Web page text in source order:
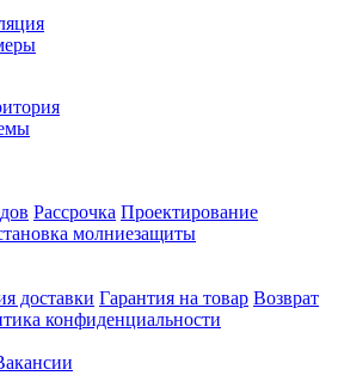
Рассрочка Проектирование
молниезащиты
доставки Гарантия на товар Возврат
конфиденциальности